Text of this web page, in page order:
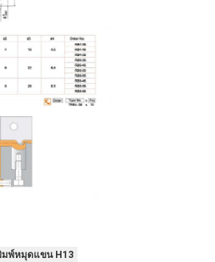
พ์หมุดแขน H13